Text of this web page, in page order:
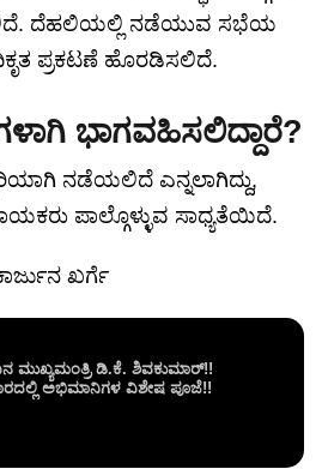
ದೆಹಲಿಯಲ್ಲಿ ನಡೆಯುವ ಸಭೆಯ
ಪ್ರಕಟಣೆ ಹೊರಡಿಸಲಿದೆ.
ಭಾಗವಹಿಸಲಿದ್ದಾರೆ?
ನಡೆಯಲಿದೆ ಎನ್ನಲಾಗಿದ್ದು,
ಪಾಲ್ಗೊಳ್ಳುವ ಸಾಧ್ಯತೆಯಿದೆ.
ಖರ್ಗೆ
ಮುಖ್ಯಮಂತ್ರಿ ಡಿ.ಕೆ. ಶಿವಕುಮಾರ್!!
ಅಭಿಮಾನಿಗಳ ವಿಶೇಷ ಪೂಜೆ!!